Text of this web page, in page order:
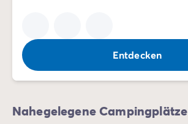
Entdecken
Nahegelegene Campingplätze